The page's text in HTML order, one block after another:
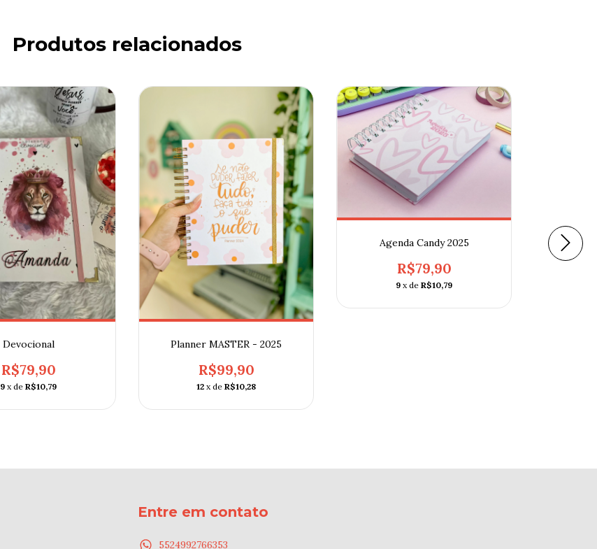
Produtos relacionados
Devocional
R$79,90
9 x de R$10,79
Planner MASTER - 2025
R$99,90
12 x de R$10,28
Agenda Candy 2025
R$79,90
9 x de R$10,79
Entre em contato
5524992766353